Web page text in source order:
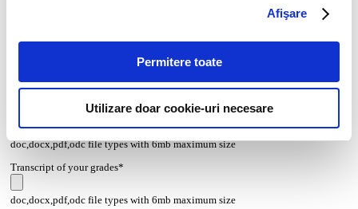
Afişare
Permitere toate
Utilizare doar cookie-uri necesare
doc,docx,pdf,odc file types with 6mb maximum size
Transcript of your grades*
doc,docx,pdf,odc file types with 6mb maximum size